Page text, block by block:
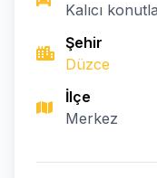
Kalıcı
Şehir
Düzce
İlçe
Merkez